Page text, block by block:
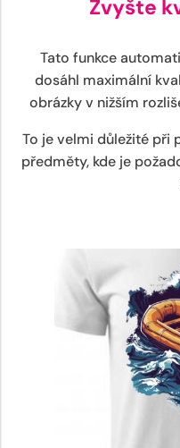
Zvyšte
Tato funkce
dosáhl maximální
obrázky v nižším
To je velmi důležité při
předměty, kde je